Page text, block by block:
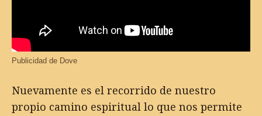
Publicidad de Dove
Nuevamente es el recorrido de nuestro
propio camino espiritual lo que nos permite